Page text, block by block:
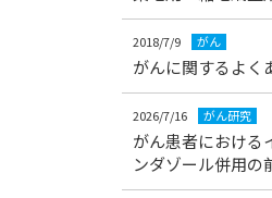
2018/7/9 がん
がんに関するよく
2026/7/16 がん研究
がん患者における
ンダゾール併用の